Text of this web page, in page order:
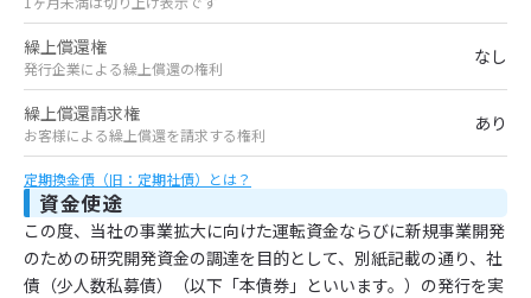
繰上償還権
発行企業による繰上償還の権利 なし
繰上償還請求権
お客様による繰上償還を請求する権利 あり
定期換金債（旧：定期社債）とは？
資金使途
この度、当社の事業拡大に向けた運転資金ならびに新規事業開発
のための研究開発資金の調達を目的として、別紙記載の通り、社
債（少人数私募債）（以下「本債券」といいます。）の発行を実